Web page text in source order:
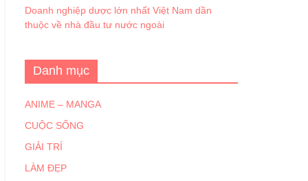
Doanh nghiệp dược lớn nhất Việt Nam dần
thuộc về nhà đầu tư nước ngoài
Danh mục
ANIME – MANGA
CUỘC SỐNG
GIẢI TRÍ
LÀM ĐẸP